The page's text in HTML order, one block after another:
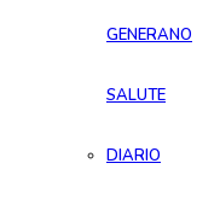
GENERANO
SALUTE
DIARIO